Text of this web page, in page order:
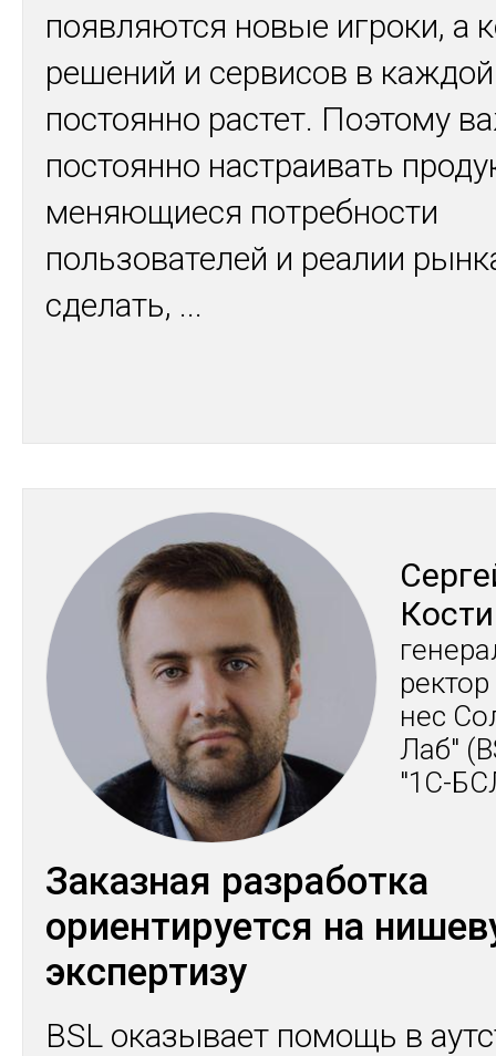
появляются новые игроки, а
решений и сервисов в
постоянно растет. Поэтому
постоянно настраивать
меняющиеся потребности
пользователей и реалии
сделать, ...
нес
Лаб"
"1С-
Заказная разработка
ориентируется на
экспертизу
BSL оказывает помощь в